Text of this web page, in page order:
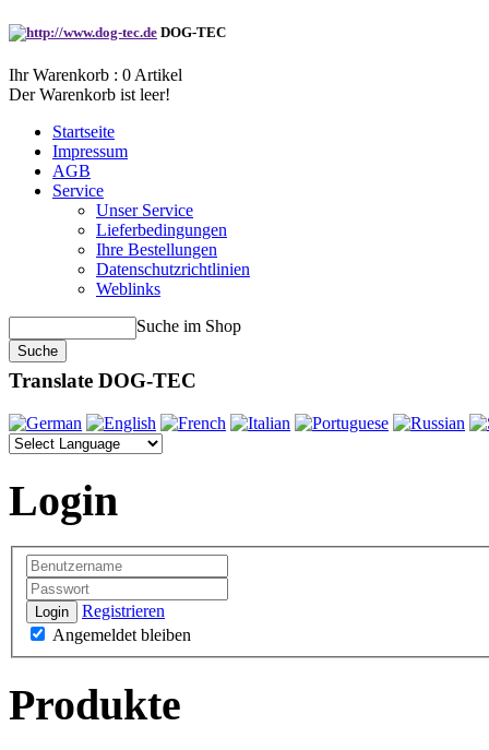
DOG-TEC
Ihr Warenkorb : 0 Artikel
Der Warenkorb ist leer!
Startseite
Impressum
AGB
Service
Unser Service
Lieferbedingungen
Ihre Bestellungen
Datenschutzrichtlinien
Weblinks
Suche im Shop
Translate DOG-TEC
Login
Login
Registrieren
Angemeldet bleiben
Produkte